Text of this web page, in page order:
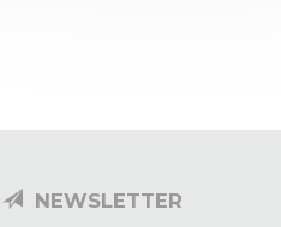
NEWSLETTER